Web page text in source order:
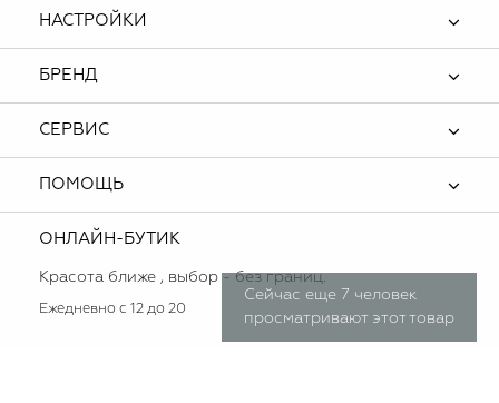
Сейчас еще 7 человек
просматривают этот товар
НАСТРОЙКИ
БРЕНД
СЕРВИС
ПОМОЩЬ
ОНЛАЙН-БУТИК
Красота ближе , выбор - без границ.
Ежедневно с 12 до 20